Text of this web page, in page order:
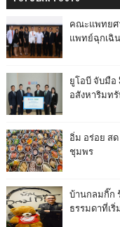
คณะแพทยศ
แพทย์ฉุกเฉิน
ยูโอบี จับมือ
อสังหาริมท
อิ่ม อร่อย ส
ชุมพร
บ้านกลมกิ๊ก
ธรรมดาที่เ